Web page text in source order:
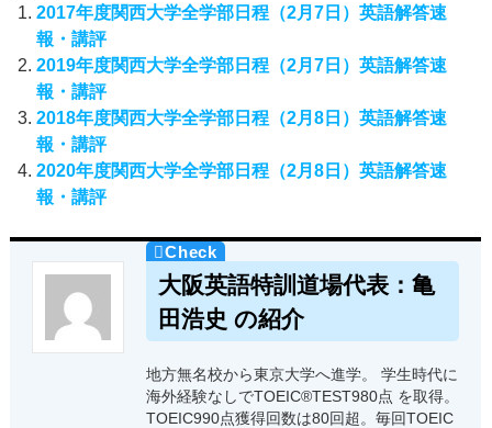
2017年度関西大学全学部日程（2月7日）英語解答速
報・講評
2019年度関西大学全学部日程（2月7日）英語解答速
報・講評
2018年度関西大学全学部日程（2月8日）英語解答速
報・講評
2020年度関西大学全学部日程（2月8日）英語解答速
報・講評
大阪英語特訓道場代表：亀
田浩史 の紹介
地方無名校から東京大学へ進学。 学生時代に
海外経験なしでTOEIC®TEST980点 を取得。
TOEIC990点獲得回数は80回超。毎回TOEIC